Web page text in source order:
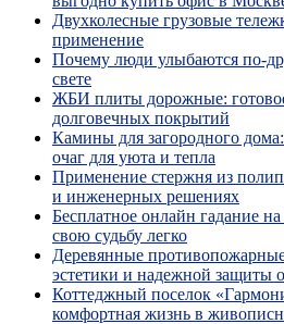
Двухколесные грузовые
применение
Почему люди улыбаются
свете
ЖБИ плиты дорожные:
долговечных покрытий
Камины для загородного
очаг для уюта и тепла
Применение стержня из
и инженерных решениях
Бесплатное онлайн гадание
свою судьбу легко
Деревянные
эстетики и надежной защиты
Коттеджный поселок
комфортная жизнь в